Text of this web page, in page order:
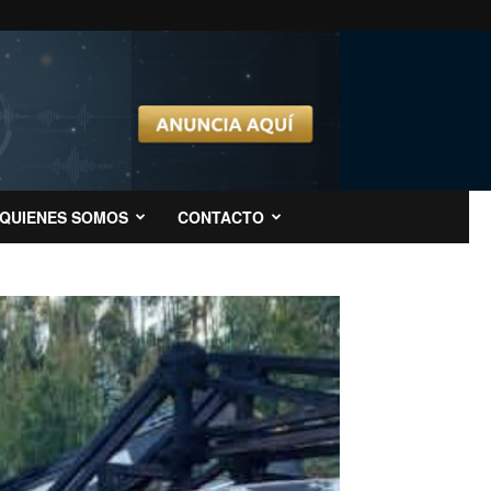
QUIENES SOMOS CONTACTO